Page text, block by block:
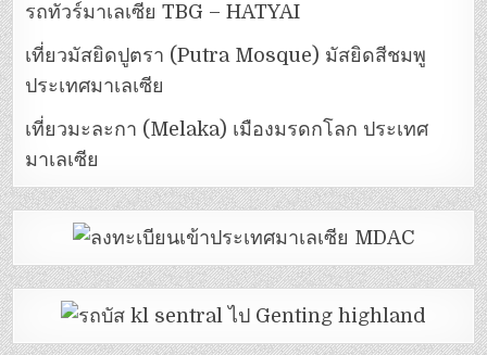
รถทัวร์มาเลเซีย TBG – HATYAI
เที่ยวมัสยิดปูตรา (Putra Mosque) มัสยิดสีชมพู
ประเทศมาเลเซีย
เที่ยวมะละกา (Melaka) เมืองมรดกโลก ประเทศ
มาเลเซีย